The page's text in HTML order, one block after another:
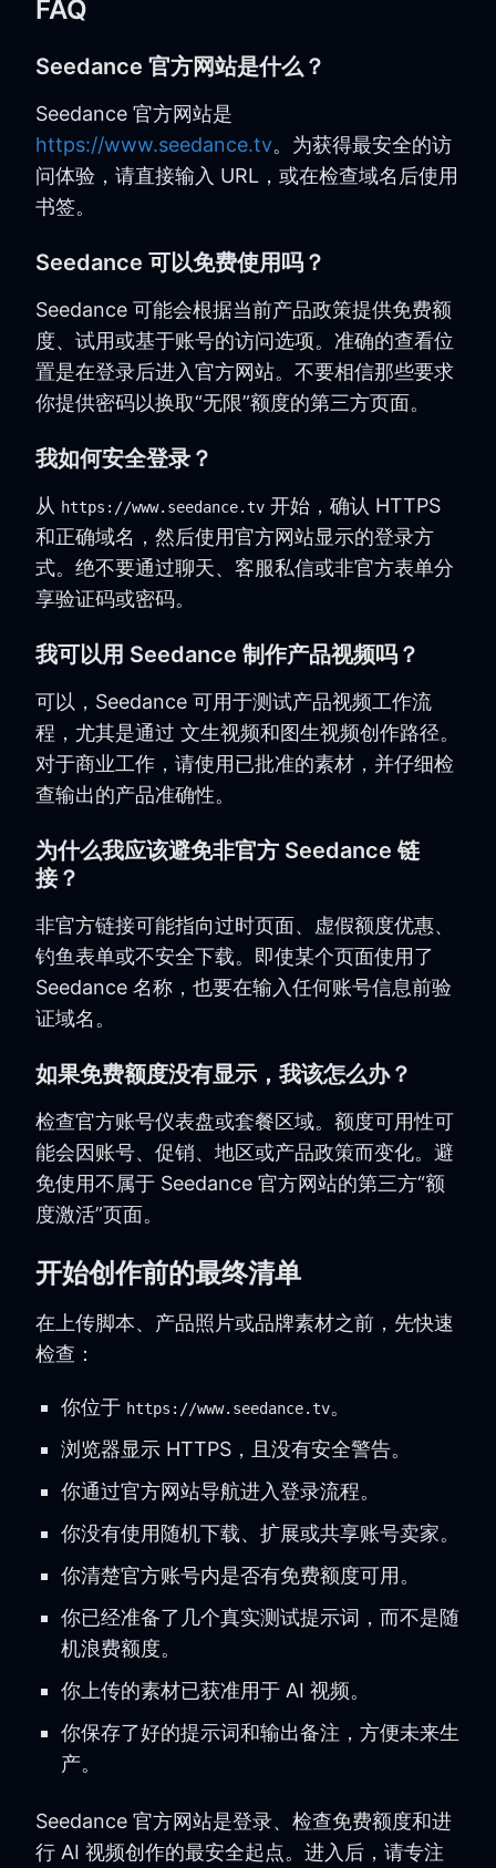
FAQ
Seedance 官方网站是什么？
Seedance 官方网站是
https://www.seedance.tv。为获得最安全的访
问体验，请直接输入 URL，或在检查域名后使用
书签。
Seedance 可以免费使用吗？
Seedance 可能会根据当前产品政策提供免费额
度、试用或基于账号的访问选项。准确的查看位
置是在登录后进入官方网站。不要相信那些要求
你提供密码以换取“无限”额度的第三方页面。
我如何安全登录？
从 https://www.seedance.tv 开始，确认 HTTPS
和正确域名，然后使用官方网站显示的登录方
式。绝不要通过聊天、客服私信或非官方表单分
享验证码或密码。
我可以用 Seedance 制作产品视频吗？
可以，Seedance 可用于测试产品视频工作流
程，尤其是通过 文生视频和图生视频创作路径。
对于商业工作，请使用已批准的素材，并仔细检
查输出的产品准确性。
为什么我应该避免非官方 Seedance 链
接？
非官方链接可能指向过时页面、虚假额度优惠、
钓鱼表单或不安全下载。即使某个页面使用了
Seedance 名称，也要在输入任何账号信息前验
证域名。
如果免费额度没有显示，我该怎么办？
检查官方账号仪表盘或套餐区域。额度可用性可
能会因账号、促销、地区或产品政策而变化。避
免使用不属于 Seedance 官方网站的第三方“额
度激活”页面。
开始创作前的最终清单
在上传脚本、产品照片或品牌素材之前，先快速
检查：
你位于 https://www.seedance.tv。
浏览器显示 HTTPS，且没有安全警告。
你通过官方网站导航进入登录流程。
你没有使用随机下载、扩展或共享账号卖家。
你清楚官方账号内是否有免费额度可用。
你已经准备了几个真实测试提示词，而不是随
机浪费额度。
你上传的素材已获准用于 AI 视频。
你保存了好的提示词和输出备注，方便未来生
产。
Seedance 官方网站是登录、检查免费额度和进
行 AI 视频创作的最安全起点。进入后，请专注